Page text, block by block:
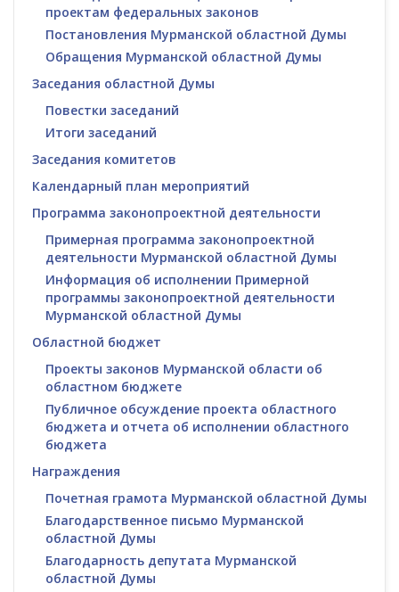
проектам федеральных законов
Постановления Мурманской областной Думы
Обращения Мурманской областной Думы
Заседания областной Думы
Повестки заседаний
Итоги заседаний
Заседания комитетов
Календарный план мероприятий
Программа законопроектной деятельности
Примерная программа законопроектной
деятельности Мурманской областной Думы
Информация об исполнении Примерной
программы законопроектной деятельности
Мурманской областной Думы
Областной бюджет
Проекты законов Мурманской области об
областном бюджете
Публичное обсуждение проекта областного
бюджета и отчета об исполнении областного
бюджета
Награждения
Почетная грамота Мурманской областной Думы
Благодарственное письмо Мурманской
областной Думы
Благодарность депутата Мурманской
областной Думы